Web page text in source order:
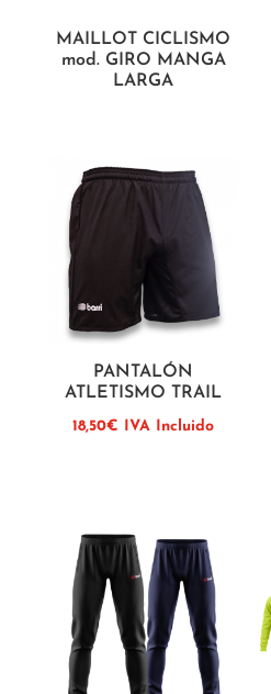
MAILLOT CICLISMO
mod. GIRO MANGA
LARGA
PANTALÓN
ATLETISMO TRAIL
18,50€ IVA Incluido